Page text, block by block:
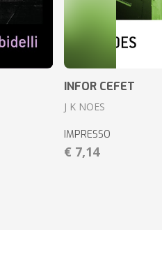
INFOR CEFET
J K NOES
IMPRESSO
€ 7,14